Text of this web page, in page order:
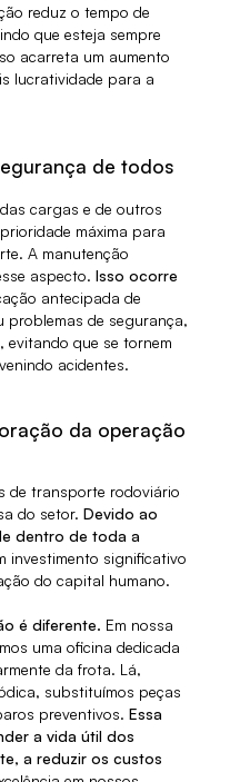
reduz o tempo de
que esteja sempre
acarreta um aumento
lucratividade para a
de todos
cargas e de outros
máxima para
A manutenção
aspecto. Isso ocorre
antecipada de
problemas de segurança,
evitando que se tornem
acidentes.
da operação
de transporte rodoviário
do setor. Devido ao
dentro de toda a
investimento significativo
do capital humano.
é diferente. Em nossa
uma oficina dedicada
da frota. Lá,
substituímos peças
preventivos. Essa
a vida útil dos
a reduzir os custos